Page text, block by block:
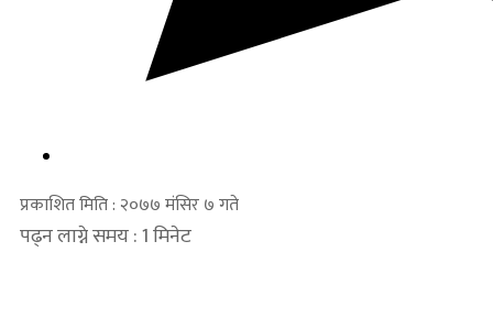
प्रकाशित मिति : २०७७ मंसिर ७ गते
पढ्न लाग्ने समय : 1 मिनेट